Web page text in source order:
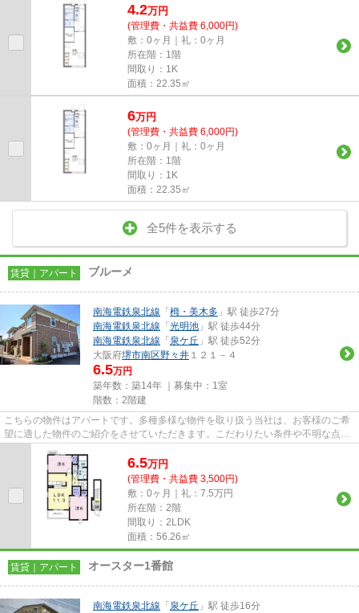
4.2万円
(管理費・共益費 6,000円)
敷：0ヶ月｜礼：0ヶ月
所在階：1階
間取り：1K
面積：22.35㎡
6万円
(管理費・共益費 6,000円)
敷：0ヶ月｜礼：0ヶ月
所在階：1階
間取り：1K
面積：22.35㎡
全5件を表示する
賃貸｜アパート ブルーメ
南海電鉄泉北線 「 栂・美木多 」駅 徒歩27分
南海電鉄泉北線 「 光明池 」駅 徒歩44分
南海電鉄泉北線 「 泉ケ丘 」駅 徒歩52分
大阪府堺市南区野々井 １２１－４
6.5万円
築年数：築14年 ｜募集中： 1室
階数：2階建
こちらの物件はアパートです。多種多様な物件を取り扱う当社は、お客様のご希
望に適した物件のご紹介をさせていただきます。こだわりたい条件や不明な点が
6.5万円
(管理費・共益費 3,500円)
敷：0ヶ月｜礼：7.5万円
所在階：2階
間取り：2LDK
面積：56.26㎡
賃貸｜アパート オースター1番館
南海電鉄泉北線 「 泉ケ丘 」駅 徒歩16分